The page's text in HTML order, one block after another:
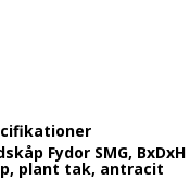
Fydor SMG,
plant tak, antracit